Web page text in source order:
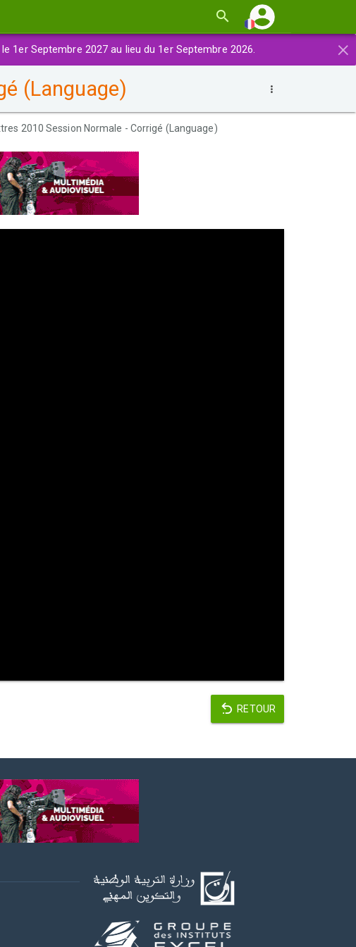
×
1er Septembre 2027 au lieu du 1er Septembre 2026.
(Language)
2010 Session Normale - Corrigé (Language)
RETOUR